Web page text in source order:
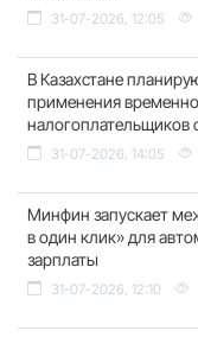
31-07-2026, 12:05
В Казахстане
применения
налогоплательщиков
31-07-2026, 14:05
Минфин запускает
в один клик» для
зарплаты
31-07-2026, 12:10